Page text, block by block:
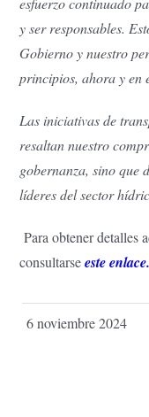
y ser responsables.
Gobierno y nuestro
principios, ahora y en
Las iniciativas de
resaltan nuestro
gobernanza, sino que
líderes del sector
Para obtener detalles
consultarseeste enlace.
6 noviembre 2024